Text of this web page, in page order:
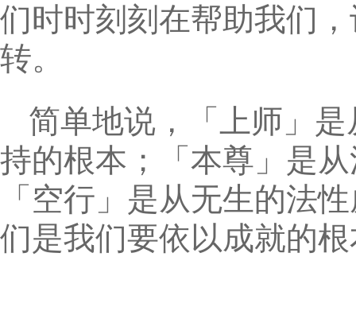
们时时刻刻在帮助我们
转。
简单地说，「上师」
持的根本；「本尊」是
「空行」是从无生的法
们是我们要依以成就的